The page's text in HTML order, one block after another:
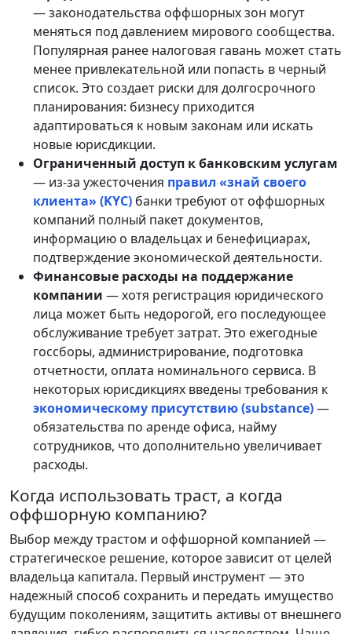
— законодательства оффшорных зон могут
меняться под давлением мирового сообщества.
Популярная ранее налоговая гавань может стать
менее привлекательной или попасть в черный
список. Это создает риски для долгосрочного
планирования: бизнесу приходится
адаптироваться к новым законам или искать
новые юрисдикции.
Ограниченный доступ к банковским услугам
— из-за ужесточения правил «знай своего
клиента» (KYC) банки требуют от оффшорных
компаний полный пакет документов,
информацию о владельцах и бенефициарах,
подтверждение экономической деятельности.
Финансовые расходы на поддержание
компании — хотя регистрация юридического
лица может быть недорогой, его последующее
обслуживание требует затрат. Это ежегодные
госсборы, администрирование, подготовка
отчетности, оплата номинального сервиса. В
некоторых юрисдикциях введены требования к
экономическому присутствию (substance)—
обязательства по аренде офиса, найму
сотрудников, что дополнительно увеличивает
расходы.
Когда использовать траст, а когда
оффшорную компанию?
Выбор между трастом и оффшорной компанией —
стратегическое решение, которое зависит от целей
владельца капитала. Первый инструмент — это
надежный способ сохранить и передать имущество
будущим поколениям, защитить активы от внешнего